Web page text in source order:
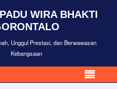
WIRA BHAKTI
Unggul Prestasi, dan Berwawasan
Kebangsaan